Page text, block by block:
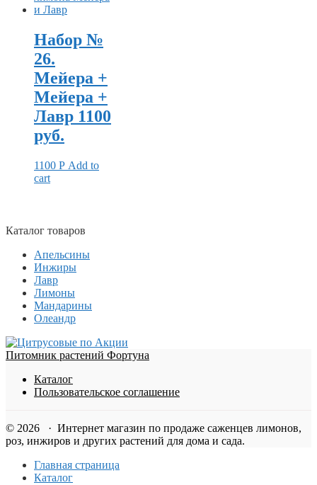
Набор №
26.
Мейера +
Мейера +
Лавр 1100
руб.
1100 Р Add to
cart
Каталог товаров
Апельсины
Инжиры
Лавр
Лимоны
Мандарины
Олеандр
Питомник растений Фортуна
Каталог
Пользовательское соглашение
© 2026 · Интернет магазин по продаже саженцев лимонов,
роз, инжиров и других растений для дома и сада.
Главная страница
Каталог